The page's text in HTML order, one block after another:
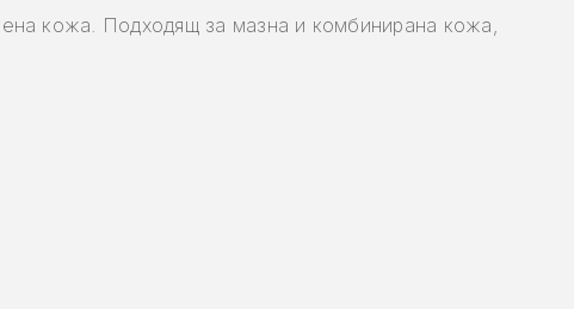
кожа. Подходящ за мазна и комбинирана кожа,